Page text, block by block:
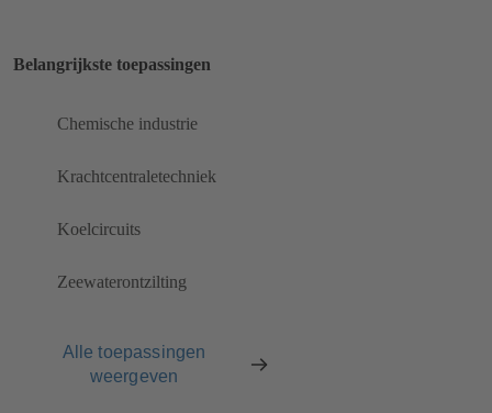
Belangrijkste toepassingen
Chemische industrie
Krachtcentraletechniek
Koelcircuits
Zeewaterontzilting
Alle toepassingen
weergeven